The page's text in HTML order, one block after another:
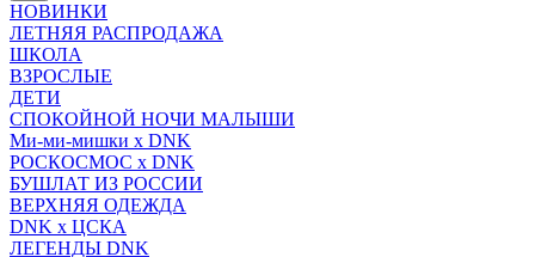
НОВИНКИ
ЛЕТНЯЯ РАСПРОДАЖА
ШКОЛА
ВЗРОСЛЫЕ
ДЕТИ
СПОКОЙНОЙ НОЧИ МАЛЫШИ
Ми-ми-мишки x DNK
РОСКОСМОС x DNK
БУШЛАТ ИЗ РОССИИ
ВЕРХНЯЯ ОДЕЖДА
DNK x ЦСКА
ЛЕГЕНДЫ DNK